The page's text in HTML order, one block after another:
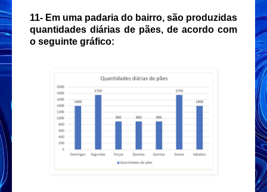
11- Em uma padaria do bairro, são produzidas
quantidades diárias de pães, de acordo com
o seguinte gráfico: